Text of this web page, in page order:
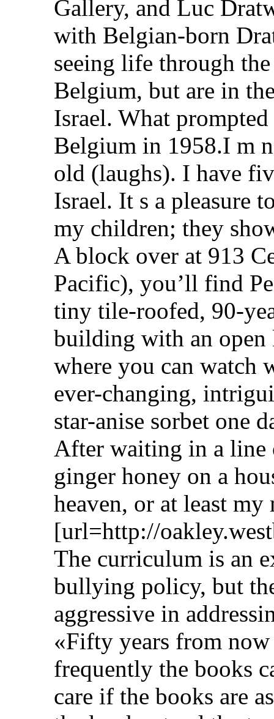
Gallery, and Luc
with Belgian-born
seeing life through
Belgium, but are in
Israel. What
Belgium in 1958.I m
old (laughs). I have
Israel. It s a pleasure
my children; they
A block over at 913
Pacific), you’ll find
tiny tile-roofed, 90-
building with an open
where you can watch
ever-changing,
star-anise sorbet one
After waiting in a line
ginger honey on a
heaven, or at least my
[url=http://
The curriculum is an
bullying policy, but
aggressive in
«Fifty years from
frequently the books
care if the books are